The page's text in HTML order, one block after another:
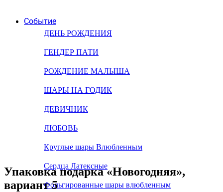
Событие
ДЕНЬ РОЖДЕНИЯ
ГЕНДЕР ПАТИ
РОЖДЕНИЕ МАЛЫША
ШАРЫ НА ГОДИК
ДЕВИЧНИК
ЛЮБОВЬ
Круглые шары Влюбленным
Сердца Латексные
Фольгированные шары влюбленным
Упаковка подарка «Новогодняя»,
вариант 5